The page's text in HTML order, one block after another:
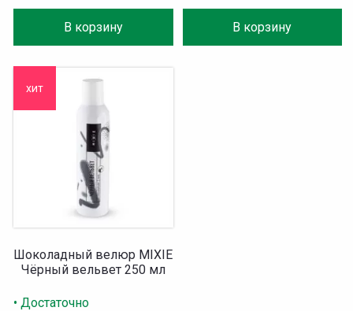
В корзину В корзину
хит
Шоколадный велюр MIXIE
Чёрный вельвет 250 мл
• Достаточно